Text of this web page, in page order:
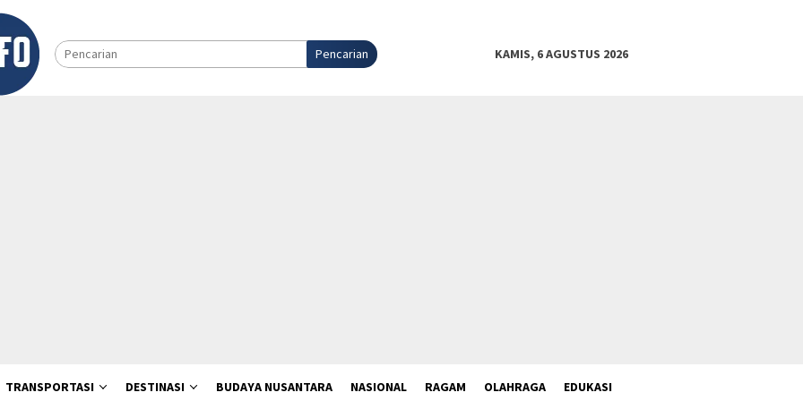
Pencarian KAMIS, 6 AGUSTUS 2026
TRANSPORTASI DESTINASI BUDAYA NUSANTARA NASIONAL RAGAM OLAHRAGA EDUKASI